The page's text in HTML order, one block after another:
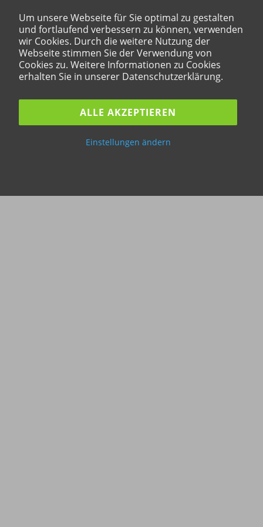
Um unsere Webseite für Sie optimal zu gestalten
und fortlaufend verbessern zu können, verwenden
wir Cookies. Durch die weitere Nutzung der
Webseite stimmen Sie der Verwendung von
Cookies zu. Weitere Informationen zu Cookies
erhalten Sie in unserer Datenschutzerklärung.
ALLE AKZEPTIEREN
Einstellungen ändern